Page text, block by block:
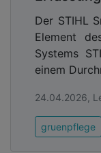
Der STIHL
Element
Systems
einem
24.04.2026,
gruenpflege